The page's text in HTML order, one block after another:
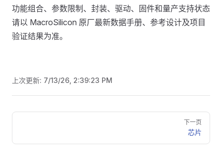
功能组合、参数限制、封装、驱动、固件和量产支持状态
请以 MacroSilicon 原厂最新数据手册、参考设计及项目
验证结果为准。
上次更新: 7/13/26, 2:39:23 PM
Pager
下一页
芯片